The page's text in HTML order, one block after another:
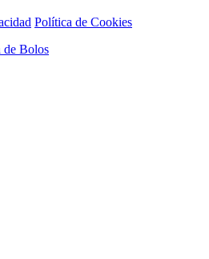
Política de Cookies
de Bolos